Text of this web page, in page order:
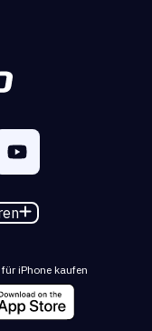
iPhone kaufen